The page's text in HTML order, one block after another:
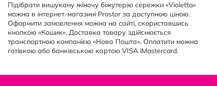
Підібрати вишукану жіночу біжутерію сережки «Violetta»
можна в інтернет-магазині Prostor за доступною ціною.
Оформити замовлення можна на сайті, скориставшись
кнопкою «Кошик». Доставка товару здійснюється
транспортною компанією «Нова Пошта». Оплатити можна
готівкою або банківською картою VISA іMastercard.